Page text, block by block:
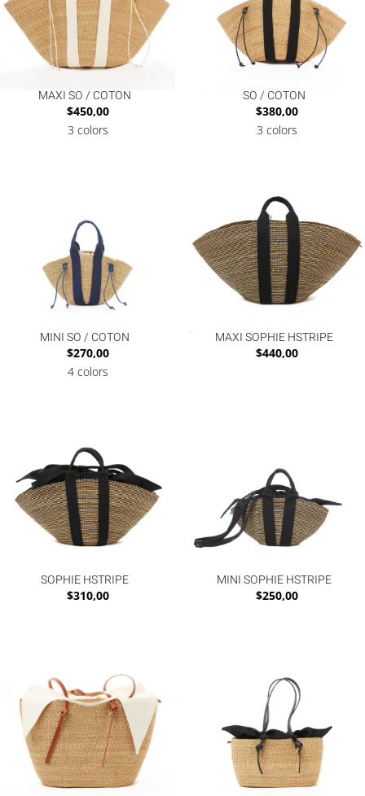
MAXI SO / COTON
$450,00
3 colors
SO / COTON
$380,00
3 colors
MINI SO / COTON
$270,00
4 colors
MAXI SOPHIE HSTRIPE
$440,00
SOPHIE HSTRIPE
$310,00
MINI SOPHIE HSTRIPE
$250,00